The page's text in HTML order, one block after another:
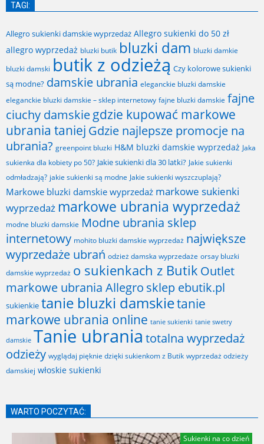
TAGI:
Allegro sukienki damskie wyprzedaż Allegro sukienki do 50 zł
allegro wyprzedaż bluzki butik bluzki dam bluzki damkie
bluzki damski butik z odzieżą Czy kolorowe sukienki
są modne? damskie ubrania eleganckie bluzki damskie
eleganckie bluzki damskie – sklep internetowy fajne bluzki damskie fajne
ciuchy damskiegdzie kupować markowe
ubrania taniej Gdzie najlepsze promocje na
ubrania? greenpoint bluzki H&M bluzki damskie wyprzedaż Jaka
sukienka dla kobiety po 50? Jakie sukienki dla 30 latki? Jakie sukienki
odmładzają? jakie sukienki są modne Jakie sukienki wyszczuplają?
Markowe bluzki damskie wyprzedaż markowe sukienki
wyprzedaż markowe ubrania wyprzedaż
modne bluzki damskie Modne ubrania sklep
internetowy mohito bluzki damskie wyprzedaż największe
wyprzedaże ubrań odzież damska wyprzedaże orsay bluzki
damskie wyprzedaż o sukienkach z Butik Outlet
markowe ubrania Allegro sklep ebutik.pl
sukienkie tanie bluzki damskietanie
markowe ubrania online tanie sukienki tanie swetry
damskie Tanie ubrania totalna wyprzedaż
odzieży wyglądaj pięknie dzięki sukienkom z Butik wyprzedaż odzieży
damskiej włoskie sukienki
WARTO POCZYTAĆ:
Sukienki na co dzień